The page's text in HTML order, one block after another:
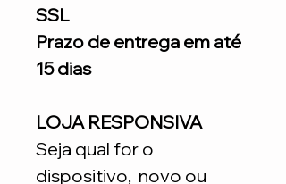
SSL
Prazo de entrega em até
15 dias
LOJA RESPONSIVA
Seja qual for o
dispositivo, novo ou